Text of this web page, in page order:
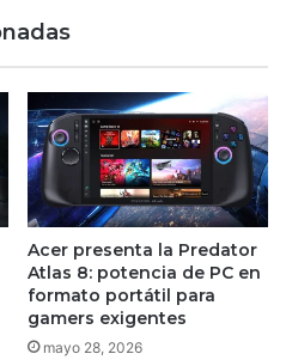
Acer presenta la Predator
Atlas 8: potencia de PC en
formato portátil para
gamers exigentes
mayo 28, 2026